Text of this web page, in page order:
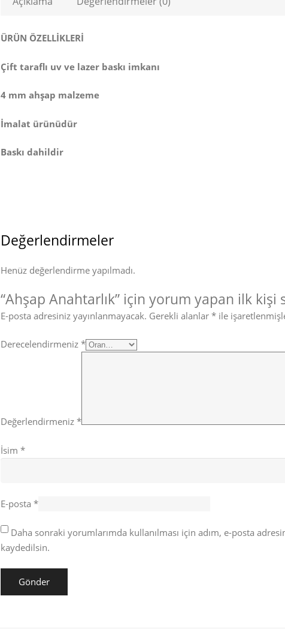
ÜRÜN ÖZELLİKLERİ
Çift taraflı uv ve lazer baskı imkanı
4 mm ahşap malzeme
İmalat ürünüdür
Baskı dahildir
Değerlendirmeler
Henüz değerlendirme yapılmadı.
“Ahşap Anahtarlık” için yorum yapan ilk kişi
E-posta adresiniz yayınlanmayacak. Gerekli alanlar* ile
Derecelendirmeniz*
Değerlendirmeniz*
İsim*
E-posta*
Daha sonraki yorumlarımda kullanılması için adım, e-posta
kaydedilsin.